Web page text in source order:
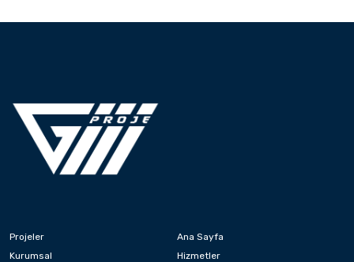
Projeler
Ana Sayfa
Kurumsal
Hizmetler